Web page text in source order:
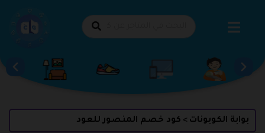
بوابة الكوبونات > كود خصم المنصور للعود